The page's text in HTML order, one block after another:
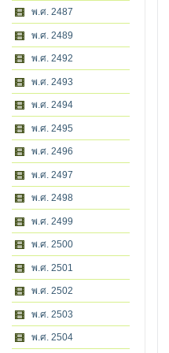
พ.ศ. 2487
พ.ศ. 2489
พ.ศ. 2492
พ.ศ. 2493
พ.ศ. 2494
พ.ศ. 2495
พ.ศ. 2496
พ.ศ. 2497
พ.ศ. 2498
พ.ศ. 2499
พ.ศ. 2500
พ.ศ. 2501
พ.ศ. 2502
พ.ศ. 2503
พ.ศ. 2504